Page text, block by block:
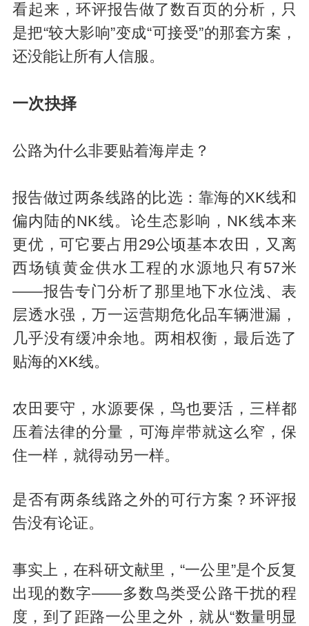
看起来，环评报告做了数百页的分析，只
是把“较大影响”变成“可接受”的那套方案，
还没能让所有人信服。
一次抉择
公路为什么非要贴着海岸走？
报告做过两条线路的比选：靠海的XK线和
偏内陆的NK线。论生态影响，NK线本来
更优，可它要占用29公顷基本农田，又离
西场镇黄金供水工程的水源地只有57米
——报告专门分析了那里地下水位浅、表
层透水强，万一运营期危化品车辆泄漏，
几乎没有缓冲余地。两相权衡，最后选了
贴海的XK线。
农田要守，水源要保，鸟也要活，三样都
压着法律的分量，可海岸带就这么窄，保
住一样，就得动另一样。
是否有两条线路之外的可行方案？环评报
告没有论证。
事实上，在科研文献里，“一公里”是个反复
出现的数字——多数鸟类受公路干扰的程
度，到了距路一公里之外，就从“数量明显